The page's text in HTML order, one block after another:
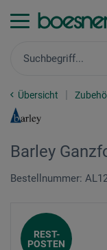
Übersicht
Barley
Bestellnummer:
REST-
POSTEN